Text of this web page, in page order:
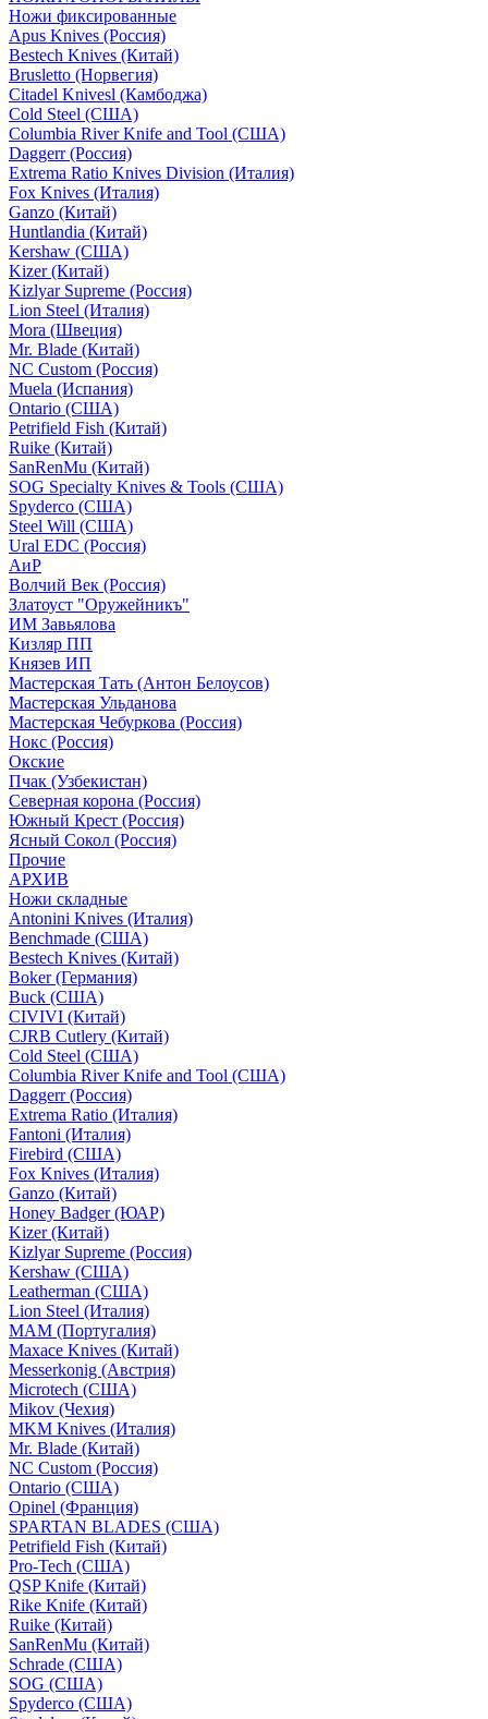
Ножи фиксированные
Apus Knives (Россия)
Bestech Knives (Китай)
Brusletto (Норвегия)
Citadel Knivesl (Камбоджа)
Cold Steel (США)
Columbia River Knife and Tool (США)
Daggerr (Россия)
Extrema Ratio Knives Division (Италия)
Fox Knives (Италия)
Ganzo (Китай)
Huntlandia (Китай)
Kershaw (США)
Kizer (Китай)
Kizlyar Supreme (Россия)
Lion Steel (Италия)
Mora (Швеция)
Mr. Blade (Китай)
NC Custom (Россия)
Muela (Испания)
Ontario (США)
Petrifield Fish (Китай)
Ruike (Китай)
SanRenMu (Китай)
SOG Specialty Knives & Tools (США)
Spyderco (США)
Steel Will (США)
Ural EDC (Россия)
АиР
Волчий Век (Россия)
Златоуст "Оружейникъ"
ИМ Завьялова
Кизляр ПП
Князев ИП
Мастерская Тать (Антон Белоусов)
Мастерская Ульданова
Мастерская Чебуркова (Россия)
Нокс (Россия)
Окские
Пчак (Узбекистан)
Северная корона (Россия)
Южный Крест (Россия)
Ясный Сокол (Россия)
Прочие
АРХИВ
Ножи складные
Antonini Knives (Италия)
Benchmade (США)
Bestech Knives (Китай)
Boker (Германия)
Buck (США)
CIVIVI (Китай)
CJRB Cutlery (Китай)
Cold Steel (США)
Columbia River Knife and Tool (США)
Daggerr (Россия)
Extrema Ratio (Италия)
Fantoni (Италия)
Firebird (США)
Fox Knives (Италия)
Ganzo (Китай)
Honey Badger (ЮАР)
Kizer (Китай)
Kizlyar Supreme (Россия)
Kershaw (США)
Leatherman (США)
Lion Steel (Италия)
MAM (Португалия)
Maxace Knives (Китай)
Messerkonig (Австрия)
Microtech (США)
Mikov (Чехия)
MKM Knives (Италия)
Mr. Blade (Китай)
NC Custom (Россия)
Ontario (США)
Opinel (Франция)
SPARTAN BLADES (США)
Petrifield Fish (Китай)
Pro-Tech (США)
QSP Knife (Китай)
Rike Knife (Китай)
Ruike (Китай)
SanRenMu (Китай)
Schrade (США)
SOG (США)
Spyderco (США)